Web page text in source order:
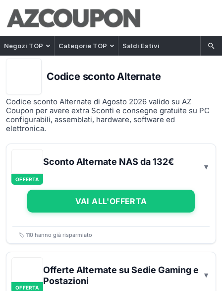
Negozi TOP Categorie TOP Saldi Estivi
Codice sconto Alternate
Codice sconto Alternate di Agosto 2026 valido su AZ
Coupon per avere extra Sconti e consegne gratuite su PC
configurabili, assemblati, hardware, software ed
elettronica.
OFFERTA
Sconto Alternate NAS da 132€
VAI ALL'OFFERTA
🏷️ 110 hanno già risparmiato
OFFERTA
Offerte Alternate su Sedie Gaming e
Postazioni